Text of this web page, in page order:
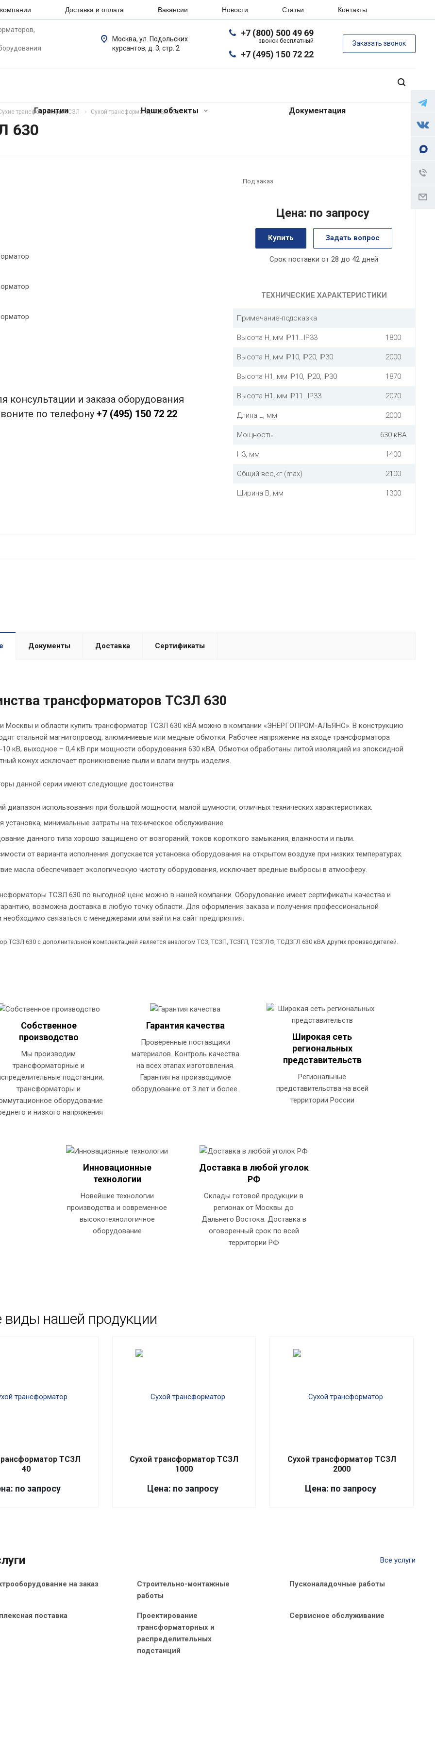
Доставка и оплата Вакансии Новости Статьи Контакты
+7 (800) 500 49 69
звонок бесплатный
+7 (495) 150 72 22
Заказать звонок
Москва, ул. Подольских
курсантов, д. 3, стр. 2
Гарантии Наши объекты Документация
трансформаторы ТСЗЛ Сухой трансформатор ТСЗЛ 630
630
консультации и заказа оборудования
по телефону+7 (495) 150 72 22
Под заказ
Цена: по запросу
Купить Задать вопрос
Срок поставки от 28 до 42 дней
ТЕХНИЧЕСКИЕ ХАРАКТЕРИСТИКИ
Примечание-подсказка
Высота Н, мм IP11…IP33 1800
Высота Н, мм IP10, IP20, IP30 2000
Высота Н1, мм IP10, IP20, IP30 1870
Высота Н1, мм IP11…IP33 2070
Длина L, мм 2000
Мощность 630 кВА
Н3, мм 1400
Общий вес,кг (max) 2100
Ширина В, мм 1300
Документы Доставка Сертификаты
трансформаторов ТСЗЛ 630
Москвы и области купить трансформатор ТСЗЛ 630 кВА можно в компании «ЭНЕРГОПРОМ-АЛЬЯНС». В конструкцию
стальной магнитопровод, алюминиевые или медные обмотки. Рабочее напряжение на входе трансформатора
10 кВ, выходное – 0,4 кВ при мощности оборудования 630 кВА. Обмотки обработаны литой изоляцией из эпоксидной
кожух исключает проникновение пыли и влаги внутрь изделия.
данной серии имеют следующие достоинства:
диапазон использования при большой мощности, малой шумности, отличных технических характеристиках.
установка, минимальные затраты на техническое обслуживание.
данного типа хорошо защищено от возгораний, токов короткого замыкания, влажности и пыли.
от варианта исполнения допускается установка оборудования на открытом воздухе при низких температурах.
масла обеспечивает экологическую чистоту оборудования, исключает вредные выбросы в атмосферу.
ТСЗЛ 630 по выгодной цене можно в нашей компании. Оборудование имеет сертификаты качества и
возможна доставка в любую точку области. Для оформления заказа и получения профессиональной
необходимо связаться с менеджерами или зайти на сайт предприятия.
ТСЗЛ 630 с дополнительной комплектацией является аналогом ТСЗ, ТСЗП, ТСЗГЛ, ТСЗГЛФ, ТСДЗГЛ 630 кВА других производителей.
Собственное
производство
Мы производим
трансформаторные и
подстанции,
трансформаторы и
оборудование
и низкого напряжения
Гарантия качества
Проверенные поставщики
материалов. Контроль качества
на всех этапах изготовления.
Гарантия на производимое
оборудование от 3 лет и более.
Широкая сеть
региональных
представительств
Региональные
представительства на всей
территории России
Инновационные
технологии
Новейшие технологии
производства и современное
высокотехнологичное
оборудование
Доставка в любой уголок
РФ
Склады готовой продукции в
регионах от Москвы до
Дальнего Востока. Доставка в
оговоренный срок по всей
территории РФ
виды нашей продукции
ТСЗЛ
40
по запросу
Сухой трансформатор ТСЗЛ
1000
Цена: по запросу
Сухой трансформатор ТСЗЛ
2000
Цена: по запросу
Все услуги
на заказ
Строительно-монтажные
работы
Пусконаладочные работы
поставка
Проектирование
трансформаторных и
распределительных
подстанций
Сервисное обслуживание